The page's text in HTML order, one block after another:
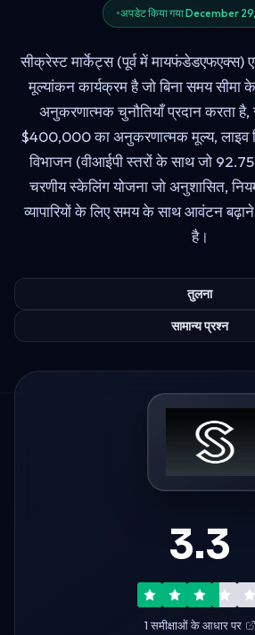
अपडेट किया गया December
सीक्रेस्ट मार्केट्स (पूर्व में मायफंडेडएफएक्स)
मूल्यांकन कार्यक्रम है जो बिना समय
अनुकरणात्मक चुनौतियाँ प्रदान करता
$400,000 का अनुकरणात्मक मूल्य, लाइव
विभाजन (वीआईपी स्तरों के साथ जो
चरणीय स्केलिंग योजना जो अनुशासित,
व्यापारियों के लिए समय के साथ आवंटन
है।
तुलना
सामान्य प्रश्न
3.3
1 समीक्षाओं के आधार पर